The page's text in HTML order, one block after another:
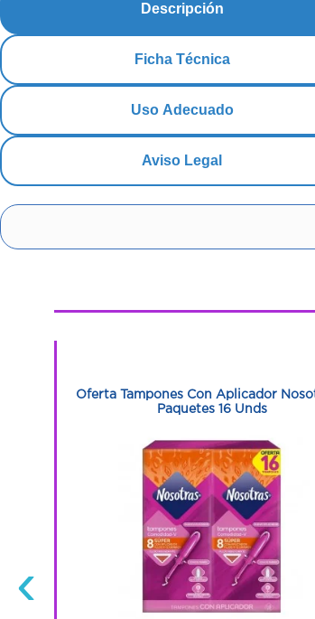
Descripción
Ficha Técnica
Uso Adecuado
Aviso Legal
‹
Oferta Tampones Con Aplicador
Paquetes 16 Unds